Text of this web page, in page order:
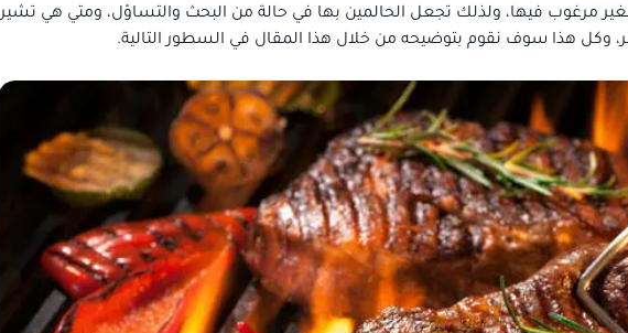
مرغوب فيها، ولذلك تجعل الحالمين بها في حالة من البحث والتساؤل، ومتي هي تشير
وكل هذا سوف نقوم بتوضيحه من خلال هذا المقال في السطور التالية.